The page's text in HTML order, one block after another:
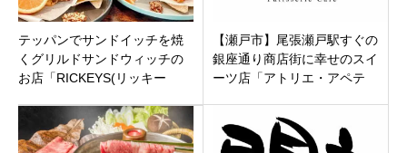
テッパンでサンドイッチを焼
くグリルドサンドウィッチの
お店「RICKEYS(リッキー
鹿市の平田駅近く
【瀬戸市】尾張瀬戸駅すぐの
銀座通り商店街に幸せのスイ
ーツ店「アトリエ・アペテ